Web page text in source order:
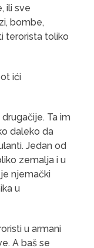
ili sve
bombe,
terorista toliko
ići
Ta im
daleko da
Jedan od
zemalja i u
njemački
u
u armani
A baš se